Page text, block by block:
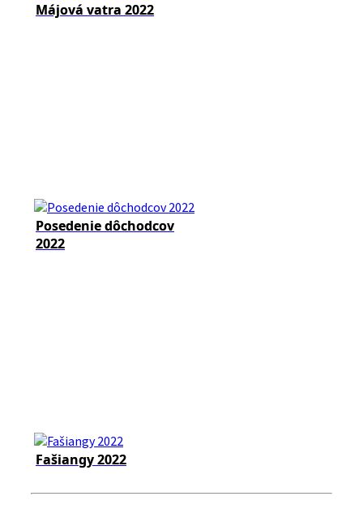
Májová vatra 2022
Posedenie dôchodcov
2022
Fašiangy 2022